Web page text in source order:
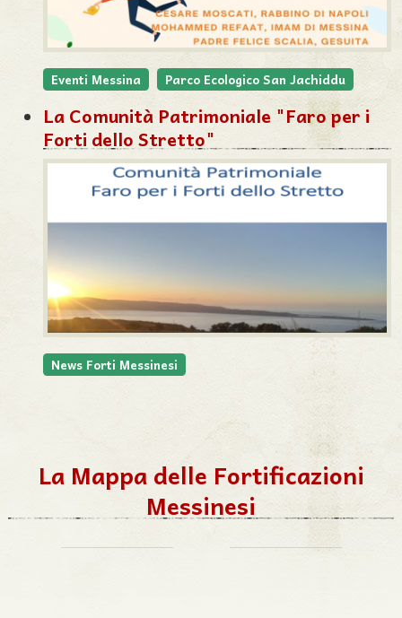
Eventi Messina Parco Ecologico San Jachiddu
La Comunità Patrimoniale "Faro per i
Forti dello Stretto"
News Forti Messinesi
La Mappa delle Fortificazioni
Messinesi